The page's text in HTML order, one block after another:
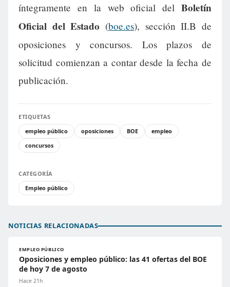
íntegramente en la web oficial del Boletín
Oficial del Estado (boe.es), sección II.B de
oposiciones y concursos. Los plazos de
solicitud comienzan a contar desde la fecha de
publicación.
ETIQUETAS
empleo público
oposiciones BOE
empleo
concursos
CATEGORÍA
Empleo público
NOTICIAS RELACIONADAS
EMPLEO PÚBLICO
Oposiciones y empleo público: las 41 ofertas del BOE
de hoy 7 de agosto
Hace 21h